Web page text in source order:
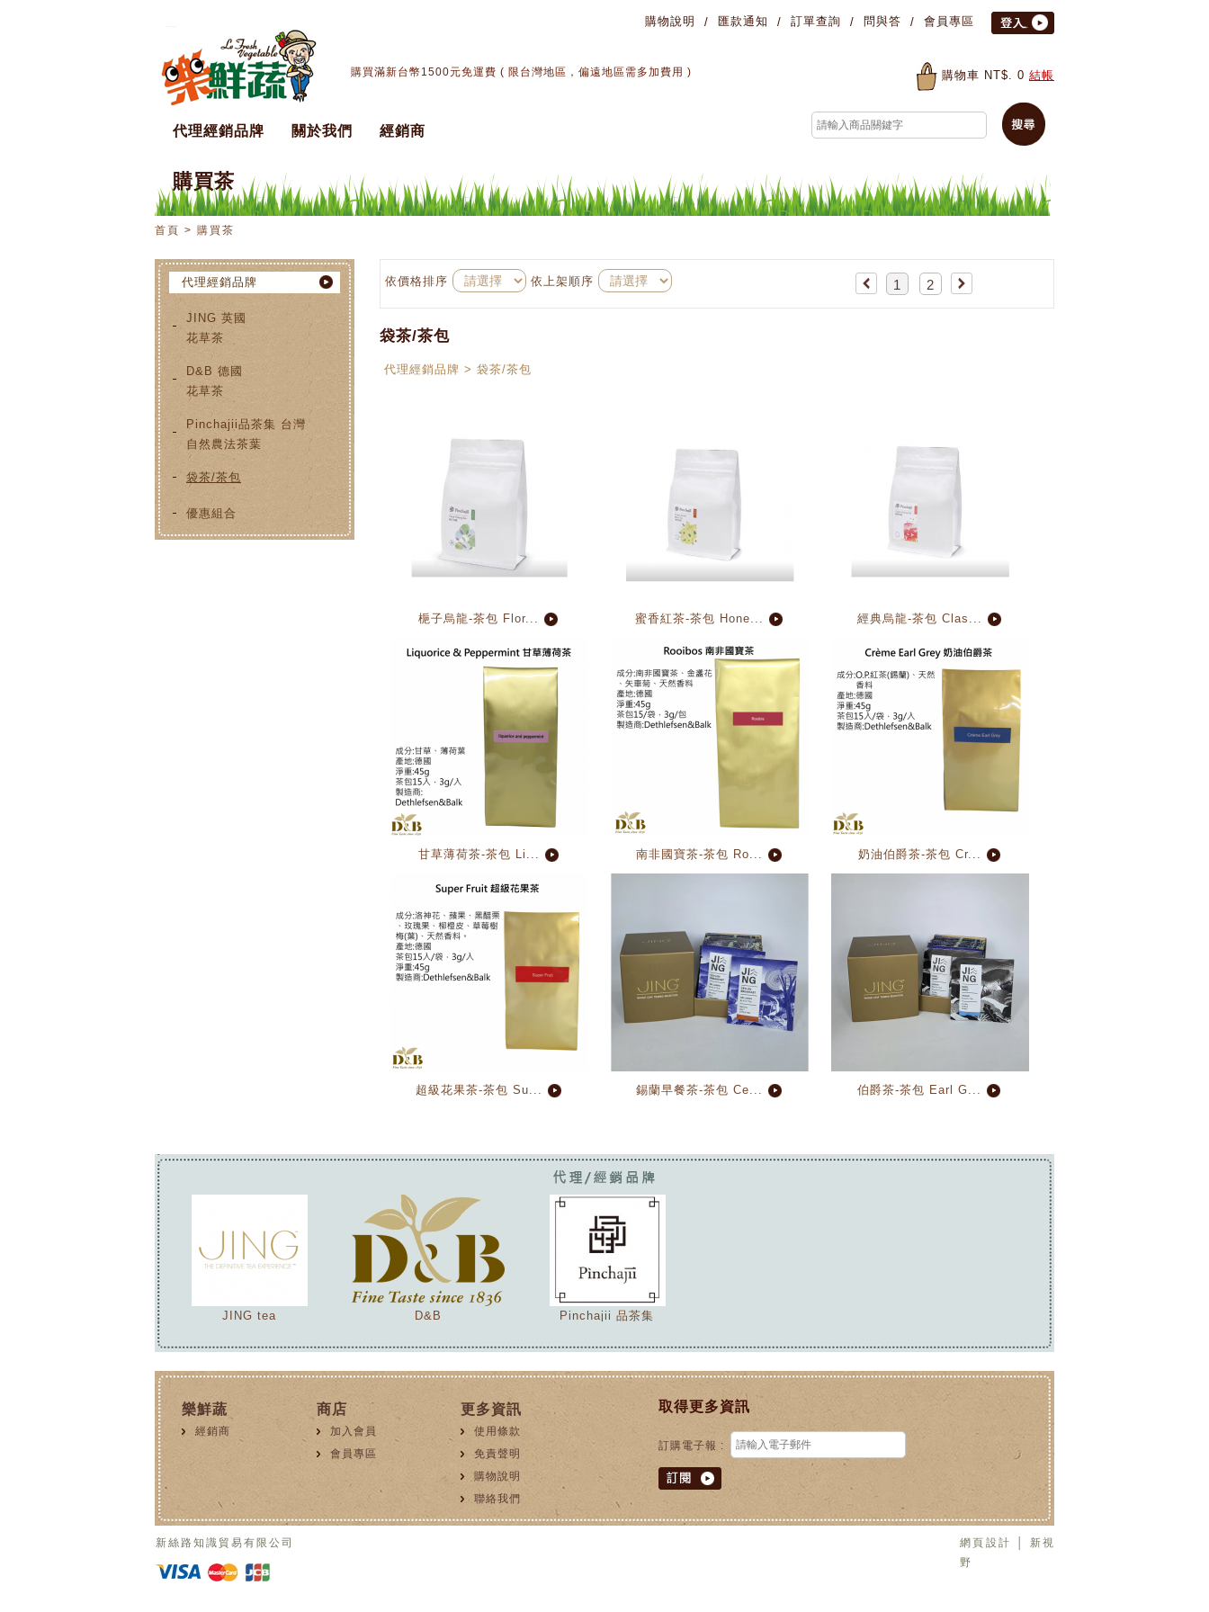
購物說明 匯款通知 訂單查詢 問與答 會員專區
購買滿新台幣1500元免運費 ( 限台灣地區，偏遠地區需多加費用 ) 購物車 NT$. 0 結帳
代理經銷品牌 關於我們 經銷商
購買茶
代理經銷品牌
JING 英國
花草茶
D&B 德國
花草茶
Pinchajii品茶集 台灣
自然農法茶葉
袋茶/茶包
優惠組合
首頁 > 購買茶
依價格排序 依上架順序 1 2
袋茶/茶包
代理經銷品牌 > 袋茶/茶包
梔子烏龍-茶包 Flor... 蜜香紅茶-茶包 Hone... 經典烏龍-茶包 Clas...
甘草薄荷茶-茶包 Li... 南非國寶茶-茶包 Ro... 奶油伯爵茶-茶包 Cr...
超級花果茶-茶包 Su... 錫蘭早餐茶-茶包 Ce... 伯爵茶-茶包 Earl G...
JING tea D&B Pinchajii 品茶集
取得更多資訊
訂購電子報 :
樂鮮蔬
經銷商
商店
加入會員
會員專區
更多資訊
使用條款
免責聲明
購物說明
聯絡我們
新絲路知識貿易有限公司
網頁設計 │ 新視
野